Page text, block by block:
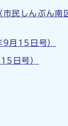
市民しんぶん
月15日号）
日号）